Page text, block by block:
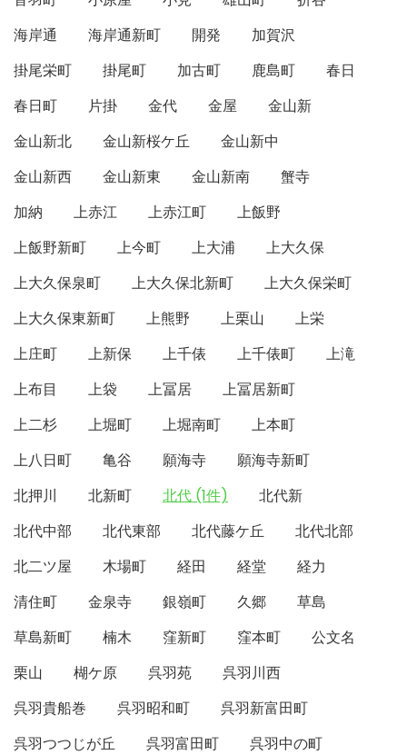
海岸通
海岸通新町 開発
加賀沢
掛尾栄町
掛尾町 加古町 鹿島町
春日
春日町
片掛 金代 金屋
金山新
金山新北
金山新桜ケ丘
金山新中
金山新西
金山新東 金山新南
蟹寺
加納
上赤江 上赤江町
上飯野
上飯野新町
上今町 上大浦
上大久保
上大久保泉町
上大久保北新町
上大久保栄町
上大久保東新町
上熊野 上栗山
上栄
上庄町
上新保 上千俵 上千俵町
上滝
上布目
上袋 上冨居
上冨居新町
上二杉
上堀町 上堀南町
上本町
上八日町
亀谷 願海寺
願海寺新町
北押川
北新町 北代 (1件)
北代新
北代中部
北代東部 北代藤ケ丘
北代北部
北二ツ屋
木場町 経田 経堂
経力
清住町
金泉寺 銀嶺町 久郷
草島
草島新町
楠木 窪新町 窪本町
公文名
栗山
楜ケ原 呉羽苑
呉羽川西
呉羽貴船巻
呉羽昭和町
呉羽新富田町
呉羽つつじが丘
呉羽富田町
呉羽中の町